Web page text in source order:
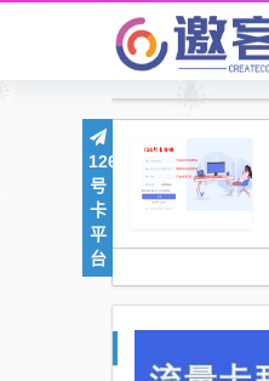
126
号
卡
平
台